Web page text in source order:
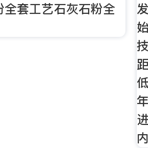
全套工艺石灰石粉全